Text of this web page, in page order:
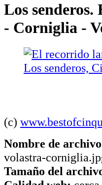
Los
- Corniglia -
(c)
Nombre de
volastra-
Tamaño del